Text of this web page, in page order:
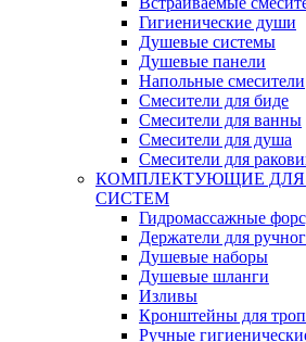
Гигиенические души
Душевые системы
Душевые панели
Напольные смесители
Смесители для биде
Смесители для ванны
Смесители для душа
Смесители для
КОМПЛЕКТУЮЩИЕ
СИСТЕМ
Гидромассажные
Держатели для
Душевые наборы
Душевые шланги
Изливы
Кронштейны для
Ручные